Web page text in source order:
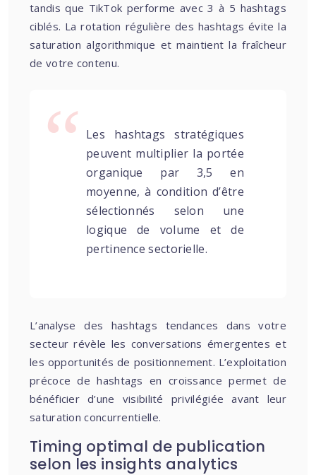
tandis que TikTok performe avec 3 à 5 hashtags
ciblés. La rotation régulière des hashtags évite la
saturation algorithmique et maintient la fraîcheur
de votre contenu.
Les hashtags stratégiques
peuvent multiplier la portée
organique par 3,5 en
moyenne, à condition d’être
sélectionnés selon une
logique de volume et de
pertinence sectorielle.
L’analyse des hashtags tendances dans votre
secteur révèle les conversations émergentes et
les opportunités de positionnement. L’exploitation
précoce de hashtags en croissance permet de
bénéficier d’une visibilité privilégiée avant leur
saturation concurrentielle.
Timing optimal de publication
selon les insights analytics